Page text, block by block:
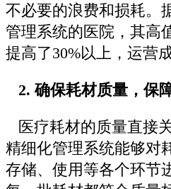
不必要的浪费和损耗。
管理系统的医院，其高
提高了30%以上，运营
2. 确保耗材质量，保
医疗耗材的质量直接
精细化管理系统能够对
存储、使用等各个环节